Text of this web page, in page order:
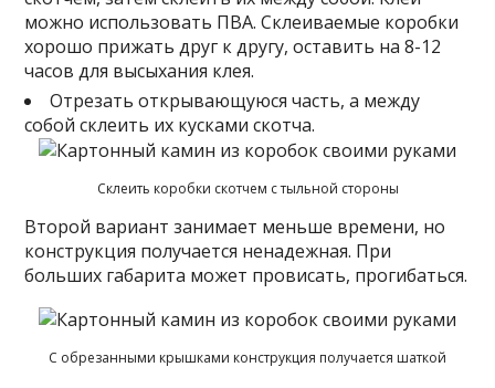
можно использовать ПВА. Склеиваемые коробки
хорошо прижать друг к другу, оставить на 8-12
часов для высыхания клея.
Отрезать открывающуюся часть, а между
собой склеить их кусками скотча.
Склеить коробки скотчем с тыльной стороны
Второй вариант занимает меньше времени, но
конструкция получается ненадежная. При
больших габарита может провисать, прогибаться.
С обрезанными крышками конструкция получается шаткой